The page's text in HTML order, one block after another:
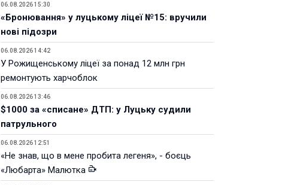
06.08.2026 15:30
«Бронювання» у луцькому ліцеї №15: вручили
нові підозри
06.08.2026 14:42
У Рожищенському ліцеї за понад 12 млн грн
ремонтують харчоблок
06.08.2026 13:46
$1000 за «списане» ДТП: у Луцьку судили
патрульного
06.08.2026 12:51
«Не знав, що в мене пробита легеня», - боєць
«Любарта» Малютка